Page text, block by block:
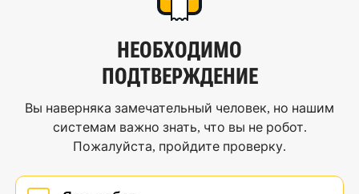
НЕОБХОДИМО
ПОДТВЕРЖДЕНИЕ
Вы наверняка замечательный человек, но нашим
системам важно знать, что вы не робот.
Пожалуйста, пройдите проверку.